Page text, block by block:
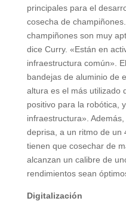
principales para el
cosecha de
champiñones son muy
dice Curry. «Están en
infraestructura común».
bandejas de aluminio de
altura es el más utilizado
positivo para la robótica,
infraestructura».
deprisa, a un ritmo de un
tienen que cosechar de
alcanzan un calibre de
rendimientos sean
Digitalización